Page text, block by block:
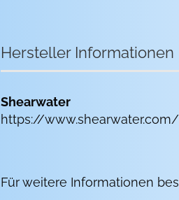
Hersteller Informationen
Shearwater
https://www.shearwater.com/
Für weitere Informationen